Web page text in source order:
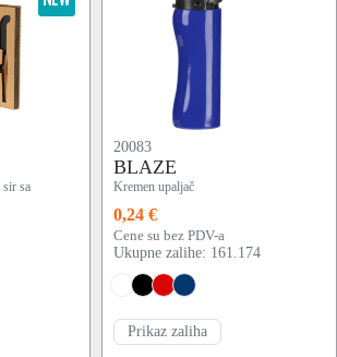
sir sa
20083
BLAZE
Kremen upaljač
0,24 €
Cene su bez PDV-a
Ukupne zalihe: 161.174
Prikaz zaliha